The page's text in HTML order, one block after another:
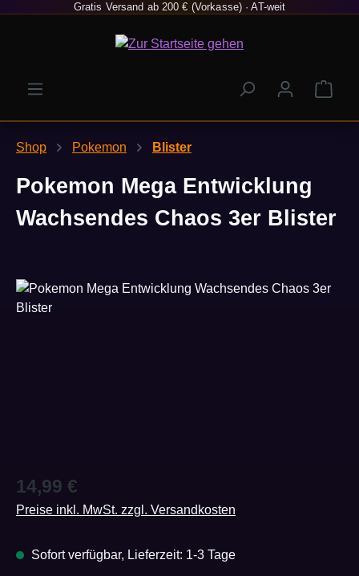
Zum Hauptinhalt springen
Gratis Versand ab 200 € (Vorkasse) · AT-weit
Shop Pokemon Blister
Pokemon Mega Entwicklung
Wachsendes Chaos 3er Blister
Bildergalerie überspringen
Regulärer Preis:
14,99 €
Preise inkl. MwSt. zzgl. Versandkosten
Sofort verfügbar, Lieferzeit: 1-3 Tage